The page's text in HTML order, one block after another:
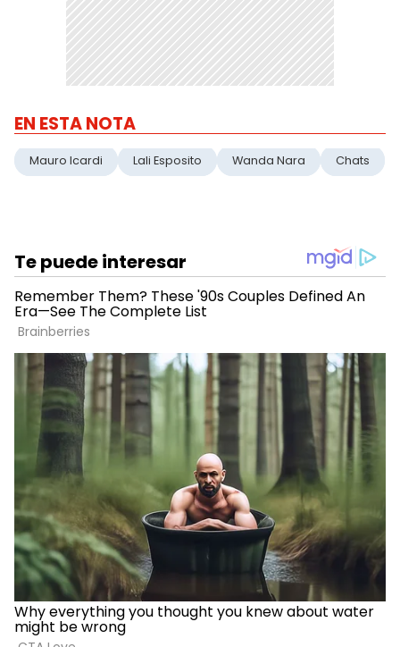
EN ESTA NOTA
Mauro Icardi Lali Esposito Wanda Nara Chats